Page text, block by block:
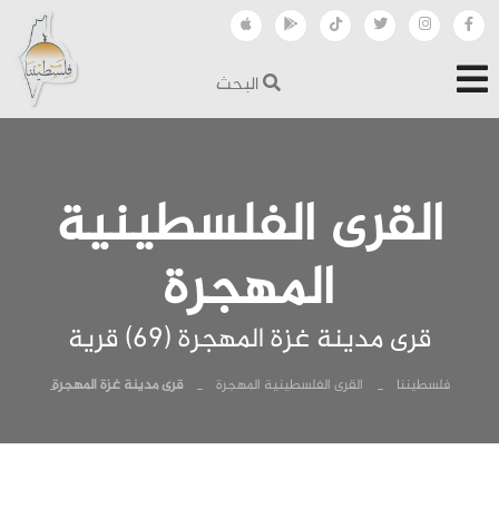
البحث
القرى الفلسطينية
المهجرة
قرى مدينة غزة المهجرة (69) قرية
فلسطيننا القرى الفلسطينية المهجرة قرى مدينة غزة المهجرة